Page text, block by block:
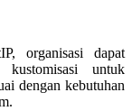
organisasi dapat
untuk
dengan kebutuhan